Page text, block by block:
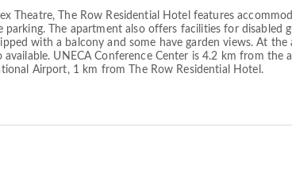
Theatre, The Row Residential Hotel features
parking. The apartment also offers facilities for
with a balcony and some have garden views. At
available. UNECA Conference Center is 4.2 km from
Airport, 1 km from The Row Residential Hotel.